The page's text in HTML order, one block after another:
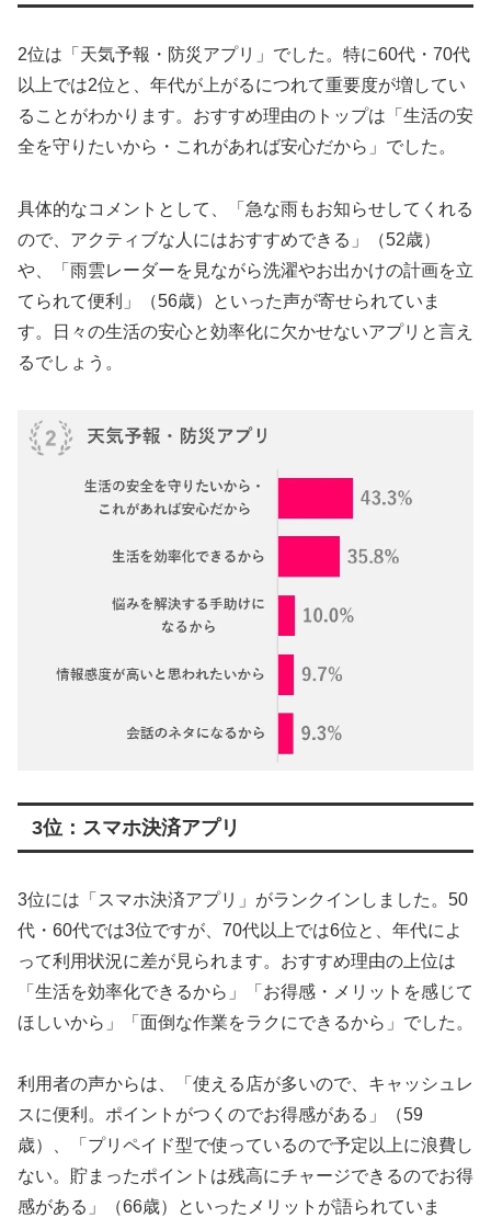
2位は「天気予報・防災アプリ」でした。特に60代・70代
以上では2位と、年代が上がるにつれて重要度が増してい
ることがわかります。おすすめ理由のトップは「生活の安
全を守りたいから・これがあれば安心だから」でした。
具体的なコメントとして、「急な雨もお知らせしてくれる
ので、アクティブな人にはおすすめできる」（52歳）
や、「雨雲レーダーを見ながら洗濯やお出かけの計画を立
てられて便利」（56歳）といった声が寄せられていま
す。日々の生活の安心と効率化に欠かせないアプリと言え
るでしょう。
3位：スマホ決済アプリ
3位には「スマホ決済アプリ」がランクインしました。50
代・60代では3位ですが、70代以上では6位と、年代によ
って利用状況に差が見られます。おすすめ理由の上位は
「生活を効率化できるから」「お得感・メリットを感じて
ほしいから」「面倒な作業をラクにできるから」でした。
利用者の声からは、「使える店が多いので、キャッシュレ
スに便利。ポイントがつくのでお得感がある」（59
歳）、「プリペイド型で使っているので予定以上に浪費し
ない。貯まったポイントは残高にチャージできるのでお得
感がある」（66歳）といったメリットが語られていま